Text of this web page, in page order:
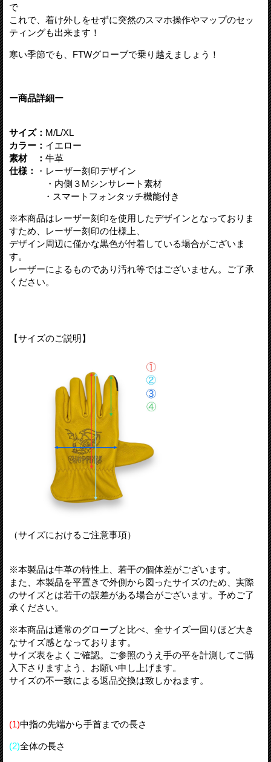
で
これで、着け外しをせずに突然のスマホ操作やマップのセッ
ティングも出来ます！
寒い季節でも、FTWグローブで乗り越えましょう！
ー商品詳細ー
サイズ： M/L/XL
カラー： イエロー
素材 ： 牛革
仕様：
・レーザー刻印デザイン
・内側３Mシンサレート素材
・スマートフォンタッチ機能付き
※本商品はレーザー刻印を使用したデザインとなっておりま
すため、レーザー刻印の仕様上、
デザイン周辺に僅かな黒色が付着している場合がございま
す。
レーザーによるものであり汚れ等ではございません。ご了承
ください。
【サイズのご説明】
（サイズにおけるご注意事項）
※本製品は牛革の特性上、若干の個体差がございます。
また、本製品を平置きで外側から図ったサイズのため、実際
のサイズとは若干の誤差がある場合がございます。予めご了
承ください。
※本商品は通常のグローブと比べ、全サイズ一回りほど大き
なサイズ感となっております。
サイズ表をよくご確認。ご参照のうえ手の平を計測してご購
入下さりますよう、お願い申し上げます。
サイズの不一致による返品交換は致しかねます。
(1)中指の先端から手首までの長さ
(2)全体の長さ